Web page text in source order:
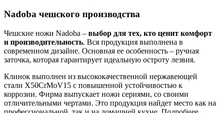
Nadoba чешского производства
Чешские ножи Nadoba – выбор для тех, кто ценит комфорт
и производительность. Вся продукция выполнена в
современном дизайне. Основная ее особенность – ручная
заточка, которая гарантирует идеальную остроту лезвия.
Клинок выполнен из высококачественной нержавеющей
стали X50CrMoV15 с повышенной устойчивостью к
коррозии. Фирма выпускает ножи сериями, со своими
отличительными чертами. Это продукция найдет место как на